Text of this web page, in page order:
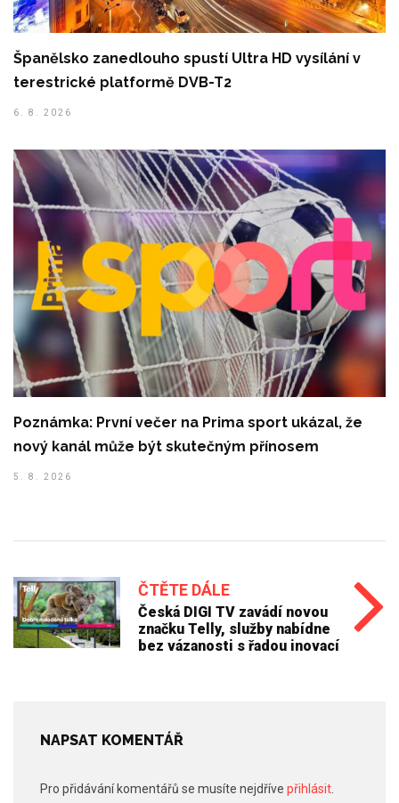
Španělsko zanedlouho spustí Ultra HD vysílání v
terestrické platformě DVB-T2
6. 8. 2026
Poznámka: První večer na Prima sport ukázal, že
nový kanál může být skutečným přínosem
5. 8. 2026
ČTĚTE DÁLE
Česká DIGI TV zavádí novou
značku Telly, služby nabídne
bez vázanosti s řadou inovací
NAPSAT KOMENTÁŘ
Pro přidávání komentářů se musíte nejdříve přihlásit.